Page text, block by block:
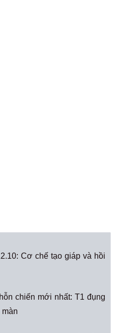
Cơ chế tạo giáp và hồi
chiến mới nhất: T1 đụng